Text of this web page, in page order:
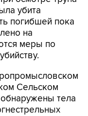
убита
погибшей пока
на
меры по
Сельском
тела